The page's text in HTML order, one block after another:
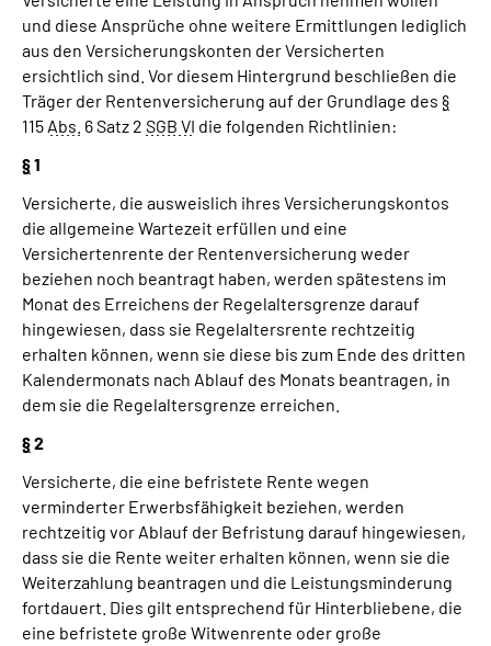
und diese Ansprüche ohne weitere Ermittlungen lediglich
aus den Versicherungskonten der Versicherten
ersichtlich sind. Vor diesem Hintergrund beschließen die
Träger der Rentenversicherung auf der Grundlage des §
115 Abs. 6 Satz 2 SGB VI die folgenden Richtlinien:
§1
Versicherte, die ausweislich ihres Versicherungskontos
die allgemeine Wartezeit erfüllen und eine
Versichertenrente der Rentenversicherung weder
beziehen noch beantragt haben, werden spätestens im
Monat des Erreichens der Regelaltersgrenze darauf
hingewiesen, dass sie Regelaltersrente rechtzeitig
erhalten können, wenn sie diese bis zum Ende des dritten
Kalendermonats nach Ablauf des Monats beantragen, in
dem sie die Regelaltersgrenze erreichen.
§2
Versicherte, die eine befristete Rente wegen
verminderter Erwerbsfähigkeit beziehen, werden
rechtzeitig vor Ablauf der Befristung darauf hingewiesen,
dass sie die Rente weiter erhalten können, wenn sie die
Weiterzahlung beantragen und die Leistungsminderung
fortdauert. Dies gilt entsprechend für Hinterbliebene, die
eine befristete große Witwenrente oder große